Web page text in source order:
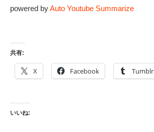
powered byAuto Youtube Summarize
共有:
X Facebook Tumblr
いいね: